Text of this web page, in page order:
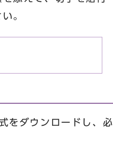
。
をダウンロードし、必